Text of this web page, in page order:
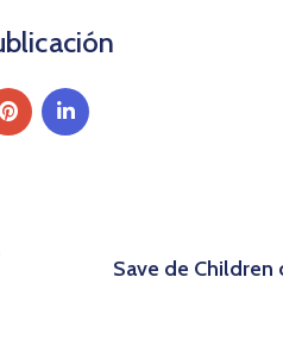
Save de